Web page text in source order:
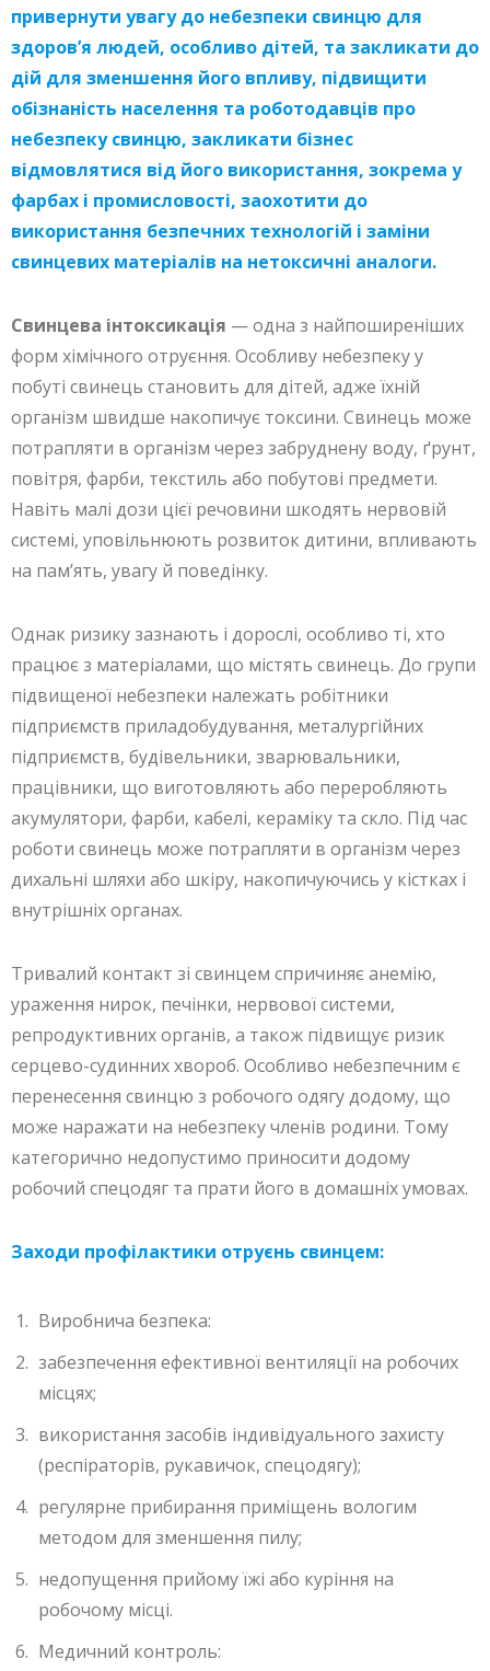
привернути увагу до небезпеки свинцю для
здоров’я людей, особливо дітей, та закликати до
дій для зменшення його впливу, підвищити
обізнаність населення та роботодавців про
небезпеку свинцю, закликати бізнес
відмовлятися від його використання, зокрема у
фарбах і промисловості, заохотити до
використання безпечних технологій і заміни
свинцевих матеріалів на нетоксичні аналоги.
Свинцева інтоксикація — одна з найпоширеніших
форм хімічного отруєння. Особливу небезпеку у
побуті свинець становить для дітей, адже їхній
організм швидше накопичує токсини. Свинець може
потрапляти в організм через забруднену воду, ґрунт,
повітря, фарби, текстиль або побутові предмети.
Навіть малі дози цієї речовини шкодять нервовій
системі, уповільнюють розвиток дитини, впливають
на пам’ять, увагу й поведінку.
Однак ризику зазнають і дорослі, особливо ті, хто
працює з матеріалами, що містять свинець. До групи
підвищеної небезпеки належать робітники
підприємств приладобудування, металургійних
підприємств, будівельники, зварювальники,
працівники, що виготовляють або переробляють
акумулятори, фарби, кабелі, кераміку та скло. Під час
роботи свинець може потрапляти в організм через
дихальні шляхи або шкіру, накопичуючись у кістках і
внутрішніх органах.
Тривалий контакт зі свинцем спричиняє анемію,
ураження нирок, печінки, нервової системи,
репродуктивних органів, а також підвищує ризик
серцево-судинних хвороб. Особливо небезпечним є
перенесення свинцю з робочого одягу додому, що
може наражати на небезпеку членів родини. Тому
категорично недопустимо приносити додому
робочий спецодяг та прати його в домашніх умовах.
Заходи профілактики отруєнь свинцем:
Виробнича безпека:
забезпечення ефективної вентиляції на робочих
місцях;
використання засобів індивідуального захисту
(респіраторів, рукавичок, спецодягу);
регулярне прибирання приміщень вологим
методом для зменшення пилу;
недопущення прийому їжі або куріння на
робочому місці.
Медичний контроль: